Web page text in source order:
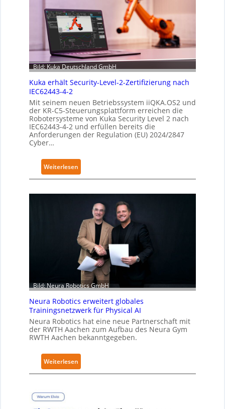
b
e
F
i
n
g
e
g
r
e
e
f
a
l
a
t
Bild: Kuka Deutschland GmbH
Kuka erhält Security-Level-2-Zertifizierung nach
IEC62443-4-2
Mit seinem neuen Betriebssystem iiQKA.OS2 und
der KR-C5-Steuerungsplattform erreichen die
Robotersysteme von Kuka Security Level 2 nach
IEC62443-4-2 und erfüllen bereits die
Anforderungen der Regulation (EU) 2024/2847
Cyber…
Weiterlesen
K
r
h
ä
l
t
S
e
c
u
r
i
y
-
Bild: Neura Robotics GmbH
Neura Robotics erweitert globales
Trainingsnetzwerk für Physical AI
Neura Robotics hat eine neue Partnerschaft mit
der RWTH Aachen zum Aufbau des Neura Gym
RWTH Aachen bekanntgegeben.
Weiterlesen
N